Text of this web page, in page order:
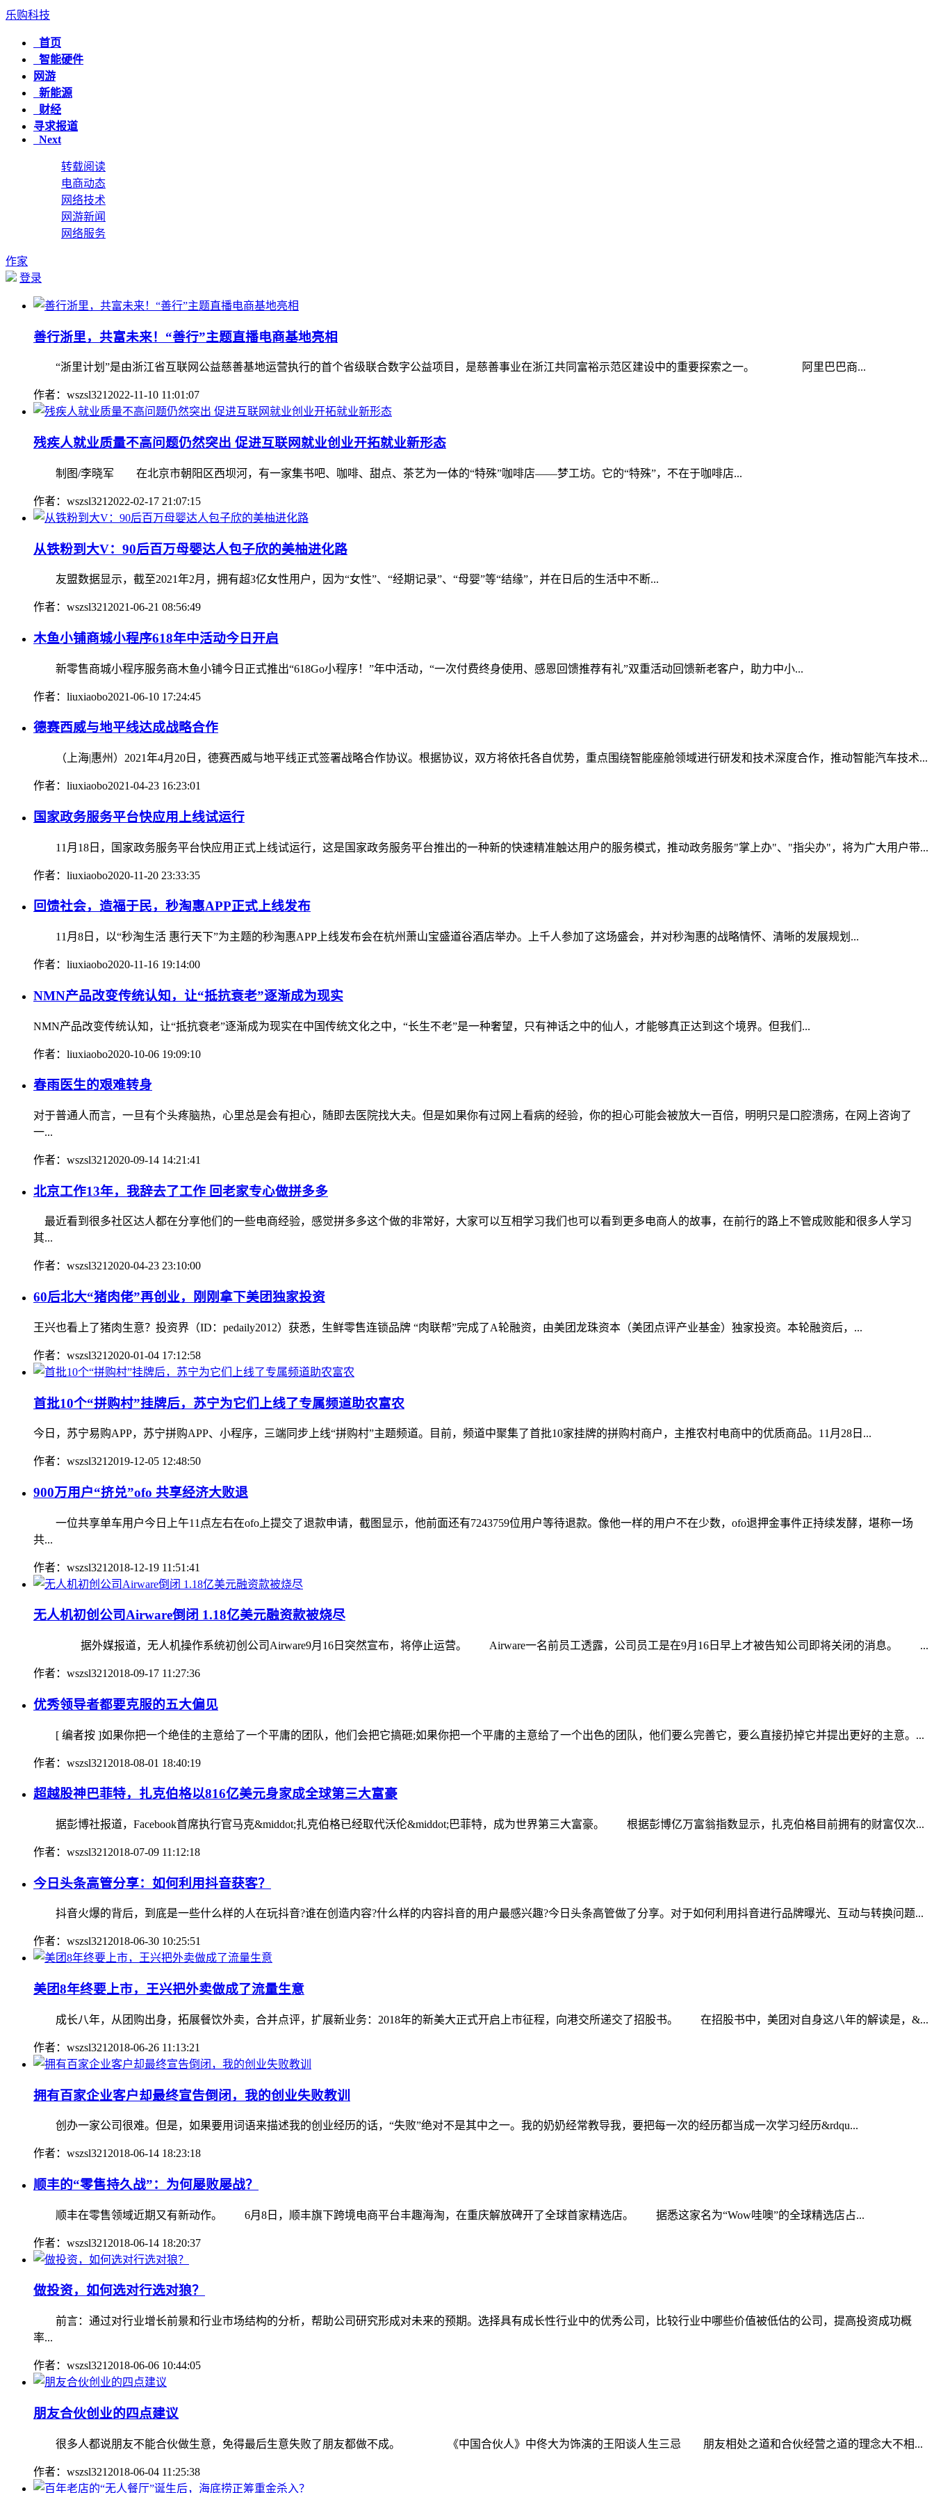
乐购科技
首页
智能硬件
网游
新能源
财经
寻求报道
Next
转载阅读
电商动态
网络技术
网游新闻
网络服务
作家
登录
善行浙里，共富未来！“善行”主题直播电商基地亮相
“浙里计划”是由浙江省互联网公益慈善基地运营执行的首个省级联合数字公益项目，是慈善事业在浙江共同富裕示范区建设中的重要探索之一。 阿里巴巴商...
作者：wszsl3212022-11-10 11:01:07
残疾人就业质量不高问题仍然突出 促进互联网就业创业开拓就业新形态
制图/李晓军 在北京市朝阳区西坝河，有一家集书吧、咖啡、甜点、茶艺为一体的“特殊”咖啡店——梦工坊。它的“特殊”，不在于咖啡店...
作者：wszsl321 2022-02-17 21:07:15
从铁粉到大V：90后百万母婴达人包子欣的美柚进化路
友盟数据显示，截至2021年2月，拥有超3亿女性用户，因为“女性”、“经期记录”、“母婴”等“结缘”，并在日后的生活中不断...
作者：wszsl321 2021-06-21 08:56:49
木鱼小铺商城小程序618年中活动今日开启
新零售商城小程序服务商木鱼小铺今日正式推出“618Go小程序！”年中活动，“一次付费终身使用、感恩回馈推荐有礼”双重活动回馈新老客户，助力中小...
作者：liuxiaobo2021-06-10 17:24:45
德赛西威与地平线达成战略合作
（上海|惠州）2021年4月20日，德赛西威与地平线正式签署战略合作协议。根据协议，双方将依托各自优势，重点围绕智能座舱领域进行研发和技术深度合作，推动智能汽车技术...
作者：liuxiaobo2021-04-23 16:23:01
国家政务服务平台快应用上线试运行
11月18日，国家政务服务平台快应用正式上线试运行，这是国家政务服务平台推出的一种新的快速精准触达用户的服务模式，推动政务服务"掌上办"、"指尖办"，将为广大用户带...
作者：liuxiaobo2020-11-20 23:33:35
回馈社会，造福于民，秒淘惠APP正式上线发布
11月8日，以“秒淘生活 惠行天下”为主题的秒淘惠APP上线发布会在杭州萧山宝盛道谷酒店举办。上千人参加了这场盛会，并对秒淘惠的战略情怀、清晰的发展规划...
作者：liuxiaobo2020-11-16 19:14:00
NMN产品改变传统认知，让“抵抗衰老”逐渐成为现实
NMN产品改变传统认知，让“抵抗衰老”逐渐成为现实在中国传统文化之中，“长生不老”是一种奢望，只有神话之中的仙人，才能够真正达到这个境界。但我们...
作者：liuxiaobo2020-10-06 19:09:10
春雨医生的艰难转身
对于普通人而言，一旦有个头疼脑热，心里总是会有担心，随即去医院找大夫。但是如果你有过网上看病的经验，你的担心可能会被放大一百倍，明明只是口腔溃疡，在网上咨询了
一...
作者：wszsl321 2020-09-14 14:21:41
北京工作13年，我辞去了工作 回老家专心做拼多多
最近看到很多社区达人都在分享他们的一些电商经验，感觉拼多多这个做的非常好，大家可以互相学习我们也可以看到更多电商人的故事，在前行的路上不管成败能和很多人学习
其...
作者：wszsl321 2020-04-23 23:10:00
60后北大“猪肉佬”再创业，刚刚拿下美团独家投资
王兴也看上了猪肉生意？投资界（ID：pedaily2012）获悉，生鲜零售连锁品牌 “肉联帮”完成了A轮融资，由美团龙珠资本（美团点评产业基金）独家投资。本轮融资后，...
作者：wszsl321 2020-01-04 17:12:58
首批10个“拼购村”挂牌后，苏宁为它们上线了专属频道助农富农
今日，苏宁易购APP，苏宁拼购APP、小程序，三端同步上线“拼购村”主题频道。目前，频道中聚集了首批10家挂牌的拼购村商户，主推农村电商中的优质商品。11月28日...
作者：wszsl321 2019-12-05 12:48:50
900万用户“挤兑”ofo 共享经济大败退
一位共享单车用户今日上午11点左右在ofo上提交了退款申请，截图显示，他前面还有7243759位用户等待退款。像他一样的用户不在少数，ofo退押金事件正持续发酵，堪称一场
共...
作者：wszsl321 2018-12-19 11:51:41
无人机初创公司Airware倒闭 1.18亿美元融资款被烧尽
据外媒报道，无人机操作系统初创公司Airware9月16日突然宣布，将停止运营。 Airware一名前员工透露，公司员工是在9月16日早上才被告知公司即将关闭的消息。 ...
作者：wszsl321 2018-09-17 11:27:36
优秀领导者都要克服的五大偏见
[ 编者按 ]如果你把一个绝佳的主意给了一个平庸的团队，他们会把它搞砸;如果你把一个平庸的主意给了一个出色的团队，他们要么完善它，要么直接扔掉它并提出更好的主意。...
作者：wszsl321 2018-08-01 18:40:19
超越股神巴菲特，扎克伯格以816亿美元身家成全球第三大富豪
据彭博社报道，Facebook首席执行官马克&middot;扎克伯格已经取代沃伦&middot;巴菲特，成为世界第三大富豪。 根据彭博亿万富翁指数显示，扎克伯格目前拥有的财富仅次...
作者：wszsl321 2018-07-09 11:12:18
今日头条高管分享：如何利用抖音获客？
抖音火爆的背后，到底是一些什么样的人在玩抖音?谁在创造内容?什么样的内容抖音的用户最感兴趣?今日头条高管做了分享。对于如何利用抖音进行品牌曝光、互动与转换问题...
作者：wszsl3212018-06-30 10:25:51
美团8年终要上市，王兴把外卖做成了流量生意
成长八年，从团购出身，拓展餐饮外卖，合并点评，扩展新业务：2018年的新美大正式开启上市征程，向港交所递交了招股书。 在招股书中，美团对自身这八年的解读是，&...
作者：wszsl321 2018-06-26 11:13:21
拥有百家企业客户却最终宣告倒闭，我的创业失败教训
创办一家公司很难。但是，如果要用词语来描述我的创业经历的话，“失败”绝对不是其中之一。我的奶奶经常教导我，要把每一次的经历都当成一次学习经历&rdqu...
作者：wszsl321 2018-06-14 18:23:18
顺丰的“零售持久战”：为何屡败屡战？
顺丰在零售领域近期又有新动作。 6月8日，顺丰旗下跨境电商平台丰趣海淘，在重庆解放碑开了全球首家精选店。 据悉这家名为“Wow哇噢”的全球精选店占...
作者：wszsl321 2018-06-14 18:20:37
做投资，如何选对行选对狼？
前言：通过对行业增长前景和行业市场结构的分析，帮助公司研究形成对未来的预期。选择具有成长性行业中的优秀公司，比较行业中哪些价值被低估的公司，提高投资成功概
率...
作者：wszsl321 2018-06-06 10:44:05
朋友合伙创业的四点建议
很多人都说朋友不能合伙做生意，免得最后生意失败了朋友都做不成。 《中国合伙人》中佟大为饰演的王阳谈人生三忌 朋友相处之道和合伙经营之道的理念大不相...
作者：wszsl321 2018-06-04 11:25:38